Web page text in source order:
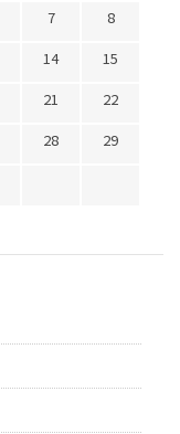
7
8
14
15
21
22
28
29